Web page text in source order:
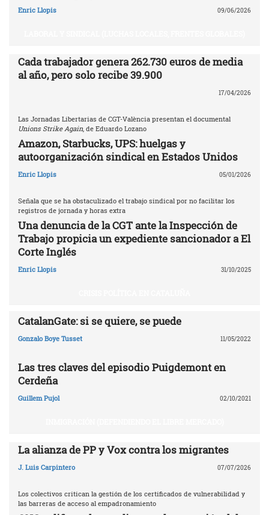
Enric Llopis 09/06/2026
Cada trabajador genera 262.730 euros de media
al año, pero solo recibe 39.900
17/04/2026
Las Jornadas Libertarias de CGT-València presentan el documental
Unions Strike Again , de Eduardo Lozano
Amazon, Starbucks, UPS: huelgas y
autoorganización sindical en Estados Unidos
Enric Llopis 05/01/2026
Señala que se ha obstaculizado el trabajo sindical por no facilitar los
registros de jornada y horas extra
Una denuncia de la CGT ante la Inspección de
Trabajo propicia un expediente sancionador a El
Corte Inglés
Enric Llopis 31/10/2025
CatalanGate: si se quiere, se puede
Gonzalo Boye Tusset 11/05/2022
Las tres claves del episodio Puigdemont en
Cerdeña
Guillem Pujol 02/10/2021
La alianza de PP y Vox contra los migrantes
J. Luis Carpintero 07/07/2026
Los colectivos critican la gestión de los certificados de vulnerabilidad y
las barreras de acceso al empadronamiento